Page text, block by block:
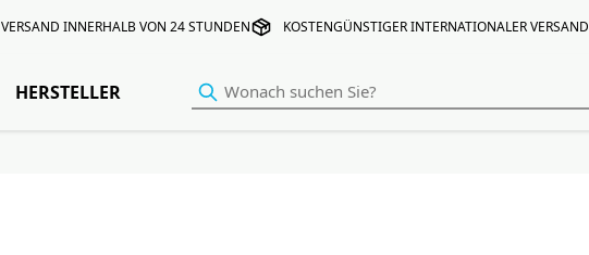
VERSAND INNERHALB VON 24 STUNDEN KOSTENGÜNSTIGER INTERNATIONALER VERSAND
HERSTELLER